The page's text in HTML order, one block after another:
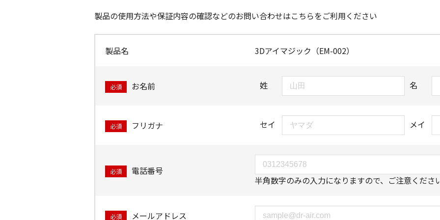
製品の使用方法や保証内容の確認などのお問い合わせはこちらをご利用ください
製品名 3Dアイマジック（EM-002）
必須 お名前 姓 名
必須 フリガナ セイ メイ
必須
電話番号
半角数字のみの入力になりますので、ご注意くださ
必須 メールアドレス